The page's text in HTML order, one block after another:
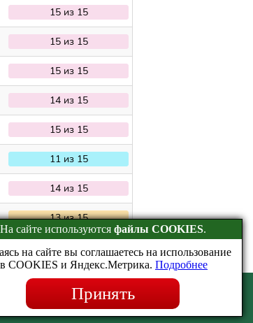
15 из 15
15 из 15
15 из 15
14 из 15
15 из 15
11 из 15
14 из 15
13 из 15
Эрудит.Онлайн © 2016-2026
На сайте используются файлы COOKIES.
на сайте вы соглашаетесь на использование
COOKIES и Яндекс.Метрика. Подробнее
Принять